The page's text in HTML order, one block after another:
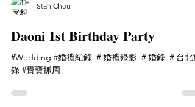
Stan Chou
Daoni 1st Birthday Party
#Wedding #婚禮紀錄 ＃婚禮錄影 ＃婚錄 ＃台北
錄 #寶寶抓周